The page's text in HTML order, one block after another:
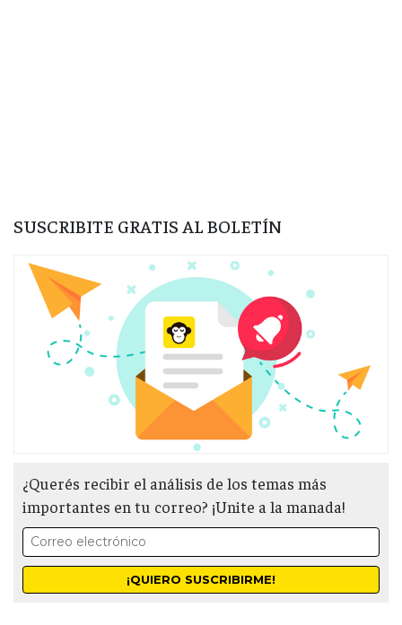
SUSCRIBITE GRATIS AL BOLETÍN
¿Querés recibir el análisis de los temas más
importantes en tu correo? ¡Unite a la manada!